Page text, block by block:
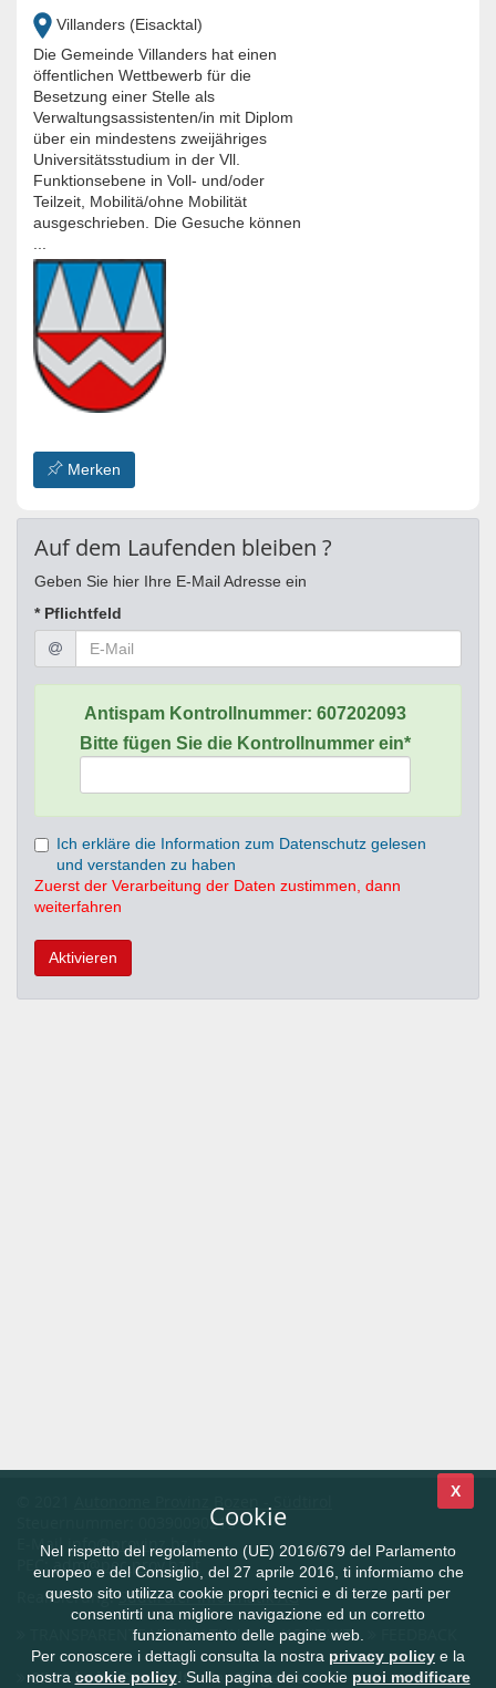
Villanders (Eisacktal)
Die Gemeinde Villanders hat einen
öffentlichen Wettbewerb für die
Besetzung einer Stelle als
Verwaltungsassistenten/in mit Diplom
über ein mindestens zweijähriges
Universitätsstudium in der Vll.
Funktionsebene in Voll- und/oder
Teilzeit, Mobilitä/ohne Mobilität
ausgeschrieben. Die Gesuche können
...
Merken
Auf dem Laufenden bleiben ?
Geben Sie hier Ihre E-Mail Adresse ein
* Pflichtfeld
Antispam Kontrollnummer: 607202093
Bitte fügen Sie die Kontrollnummer ein*
Ich erkläre die Information zum Datenschutz gelesen
und verstanden zu haben
Zuerst der Verarbeitung der Daten zustimmen, dann
weiterfahren
Aktivieren
Steuernummer: 00390090215
E-Mail info@provinz.bz.it
PEC:adm@pec.prov.bz.it
Realisierung:Südtiroler Informatik AG
TRANSPARENTE VERWALTUNG
KONTAKT
CIVIS.bz.it - Das Südtiroler Bürgernetz
X
Cookie
Nel rispetto del regolamento (UE) 2016/679 del Parlamento
europeo e del Consiglio, del 27 aprile 2016, ti informiamo che
questo sito utilizza cookie propri tecnici e di terze parti per
consentirti una migliore navigazione ed un corretto
funzionamento delle pagine web.
Per conoscere i dettagli consulta la nostra privacy policy e la
nostra cookie policy. Sulla pagina dei cookie puoi modificare